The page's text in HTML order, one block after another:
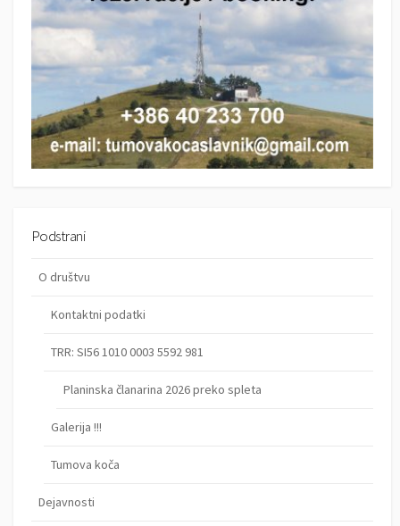
Podstrani
O društvu
Kontaktni podatki
TRR: SI56 1010 0003 5592 981
Planinska članarina 2026 preko spleta
Galerija !!!
Tumova koča
Dejavnosti